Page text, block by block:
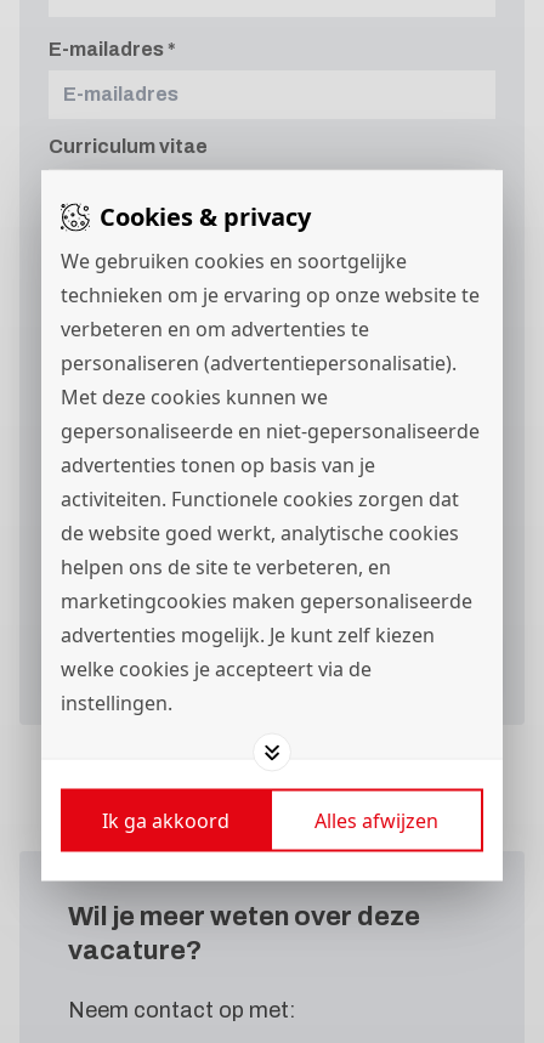
Cookies & privacy
We gebruiken cookies en soortgelijke
technieken om je ervaring op onze website te
verbeteren en om advertenties te
personaliseren (advertentiepersonalisatie).
Met deze cookies kunnen we
gepersonaliseerde en niet-gepersonaliseerde
advertenties tonen op basis van je
activiteiten. Functionele cookies zorgen dat
de website goed werkt, analytische cookies
helpen ons de site te verbeteren, en
marketingcookies maken gepersonaliseerde
advertenties mogelijk. Je kunt zelf kiezen
welke cookies je accepteert via de
instellingen.
Ik ga akkoord Alles afwijzen
E-mailadres
Curriculum vitae
Ik ga akkoord met het privacystatementen ik
wil berichten via
ontvangen.
Verstuur je sollicitatieformulier
Wil je meer weten over deze
vacature?
Neem contact op met: